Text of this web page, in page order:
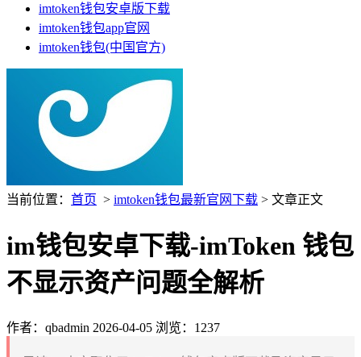
imtoken钱包安卓版下载
imtoken钱包app官网
imtoken钱包(中国官方)
当前位置： 首页 > imtoken钱包最新官网下载 > 文章正文
im钱包安卓下载-imToken 钱包
不显示资产问题全解析
作者：qbadmin 2026-04-05 浏览：1237